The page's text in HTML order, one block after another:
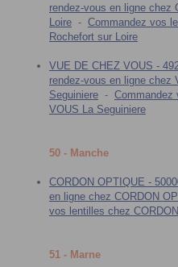
rendez-vous en ligne chez
Loire - Commandez vos
Rochefort sur Loire
VUE DE CHEZ VOUS -
rendez-vous en ligne chez
Seguiniere - Commandez
VOUS La Seguiniere
50 - Manche
CORDON OPTIQUE -
en ligne chez CORDON
vos lentilles chez
51 - Marne